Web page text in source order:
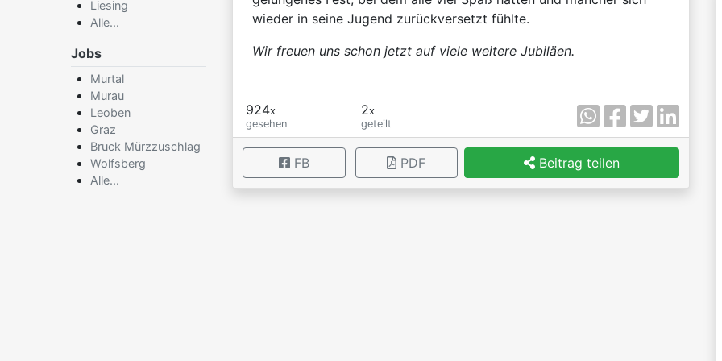
Liesing
Alle...
Jobs
Murtal
Murau
Leoben
Graz
Bruck Mürzzuschlag
Wolfsberg
Alle...
wieder in seine Jugend zurückversetzt fühlte.
Wir freuen uns schon jetzt auf viele weitere Jubiläen.
924x
gesehen
2x
geteilt
FB PDF Beitrag teilen